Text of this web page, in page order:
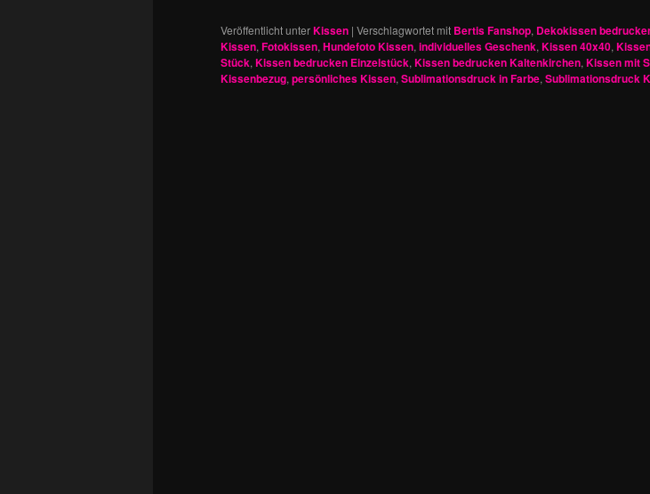
Veröffentlicht unterKissen | Verschlagwortet mit Bertis Fanshop, Dekokissen
Kissen, Fotokissen, Hundefoto Kissen, individuelles Geschenk, Kissen 40x40,
Stück, Kissen bedrucken Einzelstück, Kissen bedrucken Kaltenkirchen, Kissen mit
Kissenbezug, persönliches Kissen, Sublimationsdruck in Farbe, Sublimationsdruck